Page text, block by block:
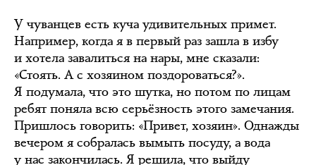
У чуванцев есть куча удивительных примет.
Например, когда я в первый раз зашла в избу
и хотела завалиться на нары, мне сказали:
«Стоять. А с хозяином поздороваться?».
Я подумала, что это шутка, но потом по лицам
ребят поняла всю серьёзность этого замечания.
Пришлось говорить: «Привет, хозяин». Однажды
вечером я собралась вымыть посуду, а вода
у нас закончилась. Я решила, что выйду